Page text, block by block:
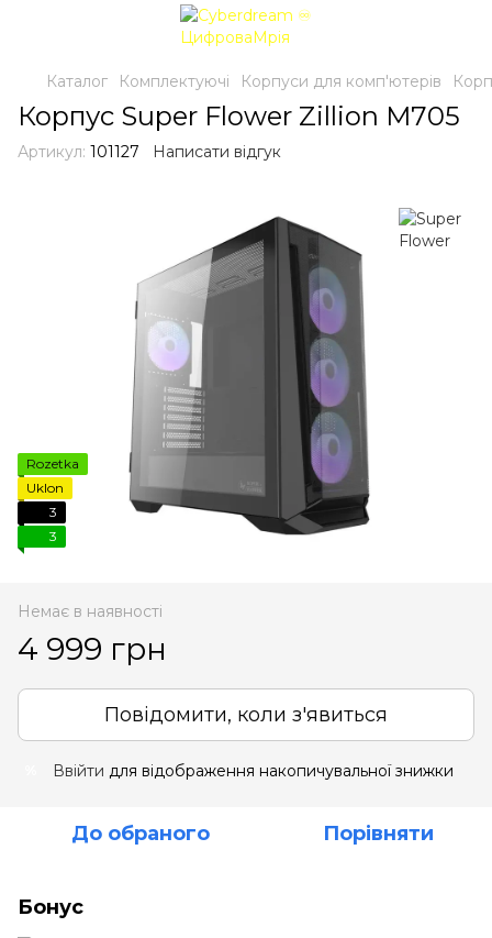
Каталог Комплектуючі Корпуси для комп'ютерів
Корпус Super Flower Zillion M705
Артикул: 101127 Написати відгук
Rozetka
Uklon
3
3
Немає в наявності
4 999 грн
Повідомити, коли з'явиться
Ввійти для відображення накопичувальної знижки
До обраного Порівняти
Бонус